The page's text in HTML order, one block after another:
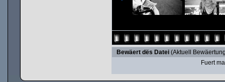
Bewäert dës Datei(Aktuell
Fuert